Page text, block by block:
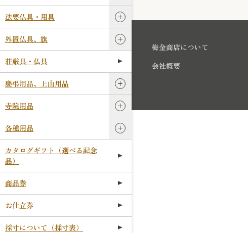
法要仏具・用具
外置仏具、旗
荘厳具・仏具
慶弔用品、上山用品
寺院用品
各種用品
カタログギフト（選べる記念
品）
商品券
お仕立券
採寸について（採寸表）
梅金商店について
会社概要